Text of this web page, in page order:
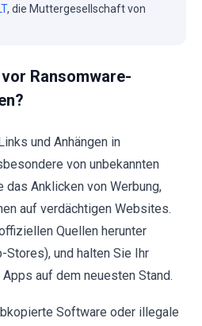
, die Muttergesellschaft von
Ransomware-
und Anhängen in
von unbekannten
Anklicken von Werbung,
auf verdächtigen Websites.
Quellen herunter
und halten Sie Ihr
auf dem neuesten Stand.
Software oder illegale